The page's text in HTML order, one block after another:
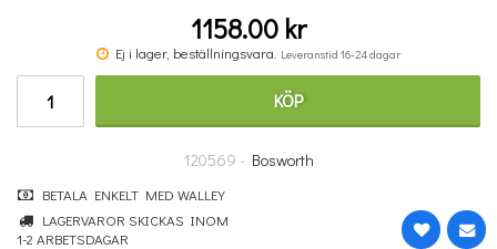
Komplett Sångteknik - svenska (Cathrine Sadolin)
1158.00 kr
Ej i lager, beställningsvara. Leveranstid 16-24 dagar
KÖP
120569 - Bosworth
BETALA ENKELT MED WALLEY
LAGERVAROR SKICKAS INOM
1-2 ARBETSDAGAR